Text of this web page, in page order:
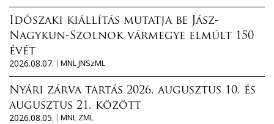
Időszaki kiállítás mutatja be Jász-
Nagykun-Szolnok vármegye elmúlt 150
évét
2026.08.07.
MNL JNSzML
Nyári zárva tartás 2026. augusztus 10. és
augusztus 21. között
2026.08.05.
MNL ZML